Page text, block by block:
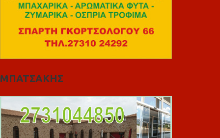
ΜΠΑΤΣΑΚΗΣ